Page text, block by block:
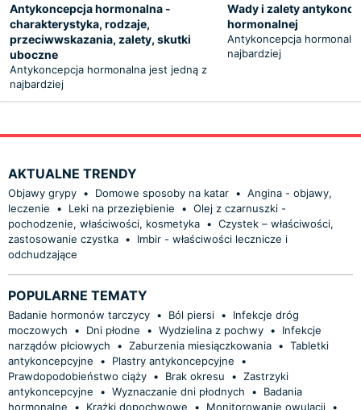
Antykoncepcja hormonalna -
charakterystyka, rodzaje,
przeciwwskazania, zalety, skutki
uboczne
Antykoncepcja hormonalna jest jedną z
najbardziej
Wady i zalety
hormonalnej
Antykoncepcja
najbardziej
AKTUALNE TRENDY
Objawy grypy • Domowe sposoby na katar • Angina - objawy,
leczenie
• Leki na przeziębienie • Olej z czarnuszki -
pochodzenie, właściwości, kosmetyka • Czystek – właściwości,
zastosowanie czystka •
Imbir - właściwości lecznicze i
odchudzające
POPULARNE TEMATY
Badanie hormonów tarczycy • Ból piersi •
Infekcje dróg
moczowych
• Dni płodne • Wydzielina z pochwy •
Infekcje
narządów płciowych
• Zaburzenia miesiączkowania • Tabletki
antykoncepcyjne
• Plastry antykoncepcyjne
•
Prawdopodobieństwo ciąży • Brak okresu • Zastrzyki
antykoncepcyjne
• Wyznaczanie dni płodnych •
Badania
hormonalne
• Krążki dopochwowe • Monitorowanie owulacji •